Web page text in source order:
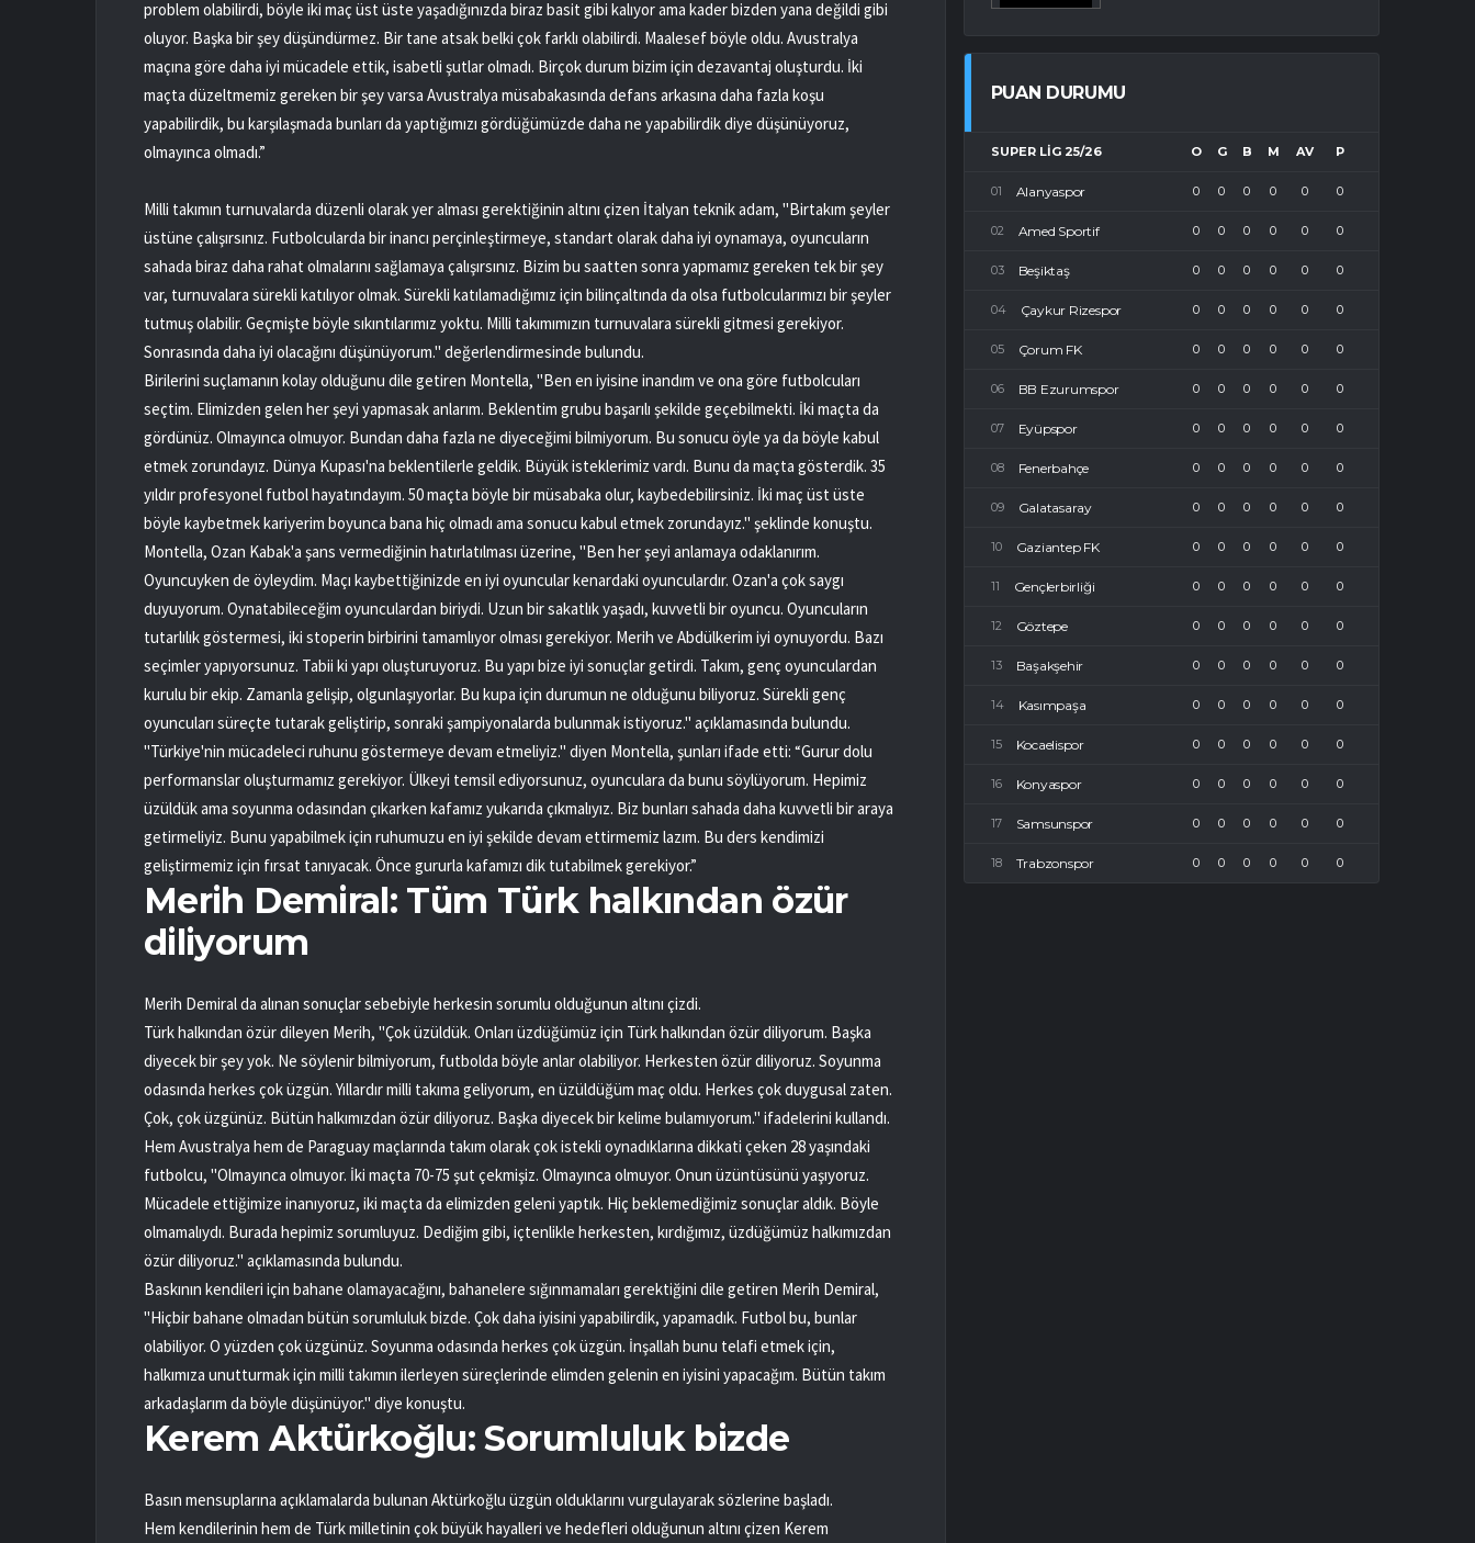
problem olabilirdi, böyle iki maç üst üste yaşadığınızda biraz basit gibi kalıyor ama kader bizden yana değildi gibi
oluyor. Başka bir şey düşündürmez. Bir tane atsak belki çok farklı olabilirdi. Maalesef böyle oldu. Avustralya
maçına göre daha iyi mücadele ettik, isabetli şutlar olmadı. Birçok durum bizim için dezavantaj oluşturdu. İki
maçta düzeltmemiz gereken bir şey varsa Avustralya müsabakasında defans arkasına daha fazla koşu
yapabilirdik, bu karşılaşmada bunları da yaptığımızı gördüğümüzde daha ne yapabilirdik diye düşünüyoruz,
olmayınca olmadı.”
Milli takımın turnuvalarda düzenli olarak yer alması gerektiğinin altını çizen İtalyan teknik adam, "Birtakım şeyler
üstüne çalışırsınız. Futbolcularda bir inancı perçinleştirmeye, standart olarak daha iyi oynamaya, oyuncuların
sahada biraz daha rahat olmalarını sağlamaya çalışırsınız. Bizim bu saatten sonra yapmamız gereken tek bir şey
var, turnuvalara sürekli katılıyor olmak. Sürekli katılamadığımız için bilinçaltında da olsa futbolcularımızı bir şeyler
tutmuş olabilir. Geçmişte böyle sıkıntılarımız yoktu. Milli takımımızın turnuvalara sürekli gitmesi gerekiyor.
Sonrasında daha iyi olacağını düşünüyorum." değerlendirmesinde bulundu.
Birilerini suçlamanın kolay olduğunu dile getiren Montella, "Ben en iyisine inandım ve ona göre futbolcuları
seçtim. Elimizden gelen her şeyi yapmasak anlarım. Beklentim grubu başarılı şekilde geçebilmekti. İki maçta da
gördünüz. Olmayınca olmuyor. Bundan daha fazla ne diyeceğimi bilmiyorum. Bu sonucu öyle ya da böyle kabul
etmek zorundayız. Dünya Kupası'na beklentilerle geldik. Büyük isteklerimiz vardı. Bunu da maçta gösterdik. 35
yıldır profesyonel futbol hayatındayım. 50 maçta böyle bir müsabaka olur, kaybedebilirsiniz. İki maç üst üste
böyle kaybetmek kariyerim boyunca bana hiç olmadı ama sonucu kabul etmek zorundayız." şeklinde konuştu.
Montella, Ozan Kabak'a şans vermediğinin hatırlatılması üzerine, "Ben her şeyi anlamaya odaklanırım.
Oyuncuyken de öyleydim. Maçı kaybettiğinizde en iyi oyuncular kenardaki oyunculardır. Ozan'a çok saygı
duyuyorum. Oynatabileceğim oyunculardan biriydi. Uzun bir sakatlık yaşadı, kuvvetli bir oyuncu. Oyuncuların
tutarlılık göstermesi, iki stoperin birbirini tamamlıyor olması gerekiyor. Merih ve Abdülkerim iyi oynuyordu. Bazı
seçimler yapıyorsunuz. Tabii ki yapı oluşturuyoruz. Bu yapı bize iyi sonuçlar getirdi. Takım, genç oyunculardan
kurulu bir ekip. Zamanla gelişip, olgunlaşıyorlar. Bu kupa için durumun ne olduğunu biliyoruz. Sürekli genç
oyuncuları süreçte tutarak geliştirip, sonraki şampiyonalarda bulunmak istiyoruz." açıklamasında bulundu.
"Türkiye'nin mücadeleci ruhunu göstermeye devam etmeliyiz." diyen Montella, şunları ifade etti: “Gurur dolu
performanslar oluşturmamız gerekiyor. Ülkeyi temsil ediyorsunuz, oyunculara da bunu söylüyorum. Hepimiz
üzüldük ama soyunma odasından çıkarken kafamız yukarıda çıkmalıyız. Biz bunları sahada daha kuvvetli bir araya
getirmeliyiz. Bunu yapabilmek için ruhumuzu en iyi şekilde devam ettirmemiz lazım. Bu ders kendimizi
geliştirmemiz için fırsat tanıyacak. Önce gururla kafamızı dik tutabilmek gerekiyor.”
Merih Demiral: Tüm Türk halkından özür
diliyorum
Merih Demiral da alınan sonuçlar sebebiyle herkesin sorumlu olduğunun altını çizdi.
Türk halkından özür dileyen Merih, "Çok üzüldük. Onları üzdüğümüz için Türk halkından özür diliyorum. Başka
diyecek bir şey yok. Ne söylenir bilmiyorum, futbolda böyle anlar olabiliyor. Herkesten özür diliyoruz. Soyunma
odasında herkes çok üzgün. Yıllardır milli takıma geliyorum, en üzüldüğüm maç oldu. Herkes çok duygusal zaten.
Çok, çok üzgünüz. Bütün halkımızdan özür diliyoruz. Başka diyecek bir kelime bulamıyorum." ifadelerini kullandı.
Hem Avustralya hem de Paraguay maçlarında takım olarak çok istekli oynadıklarına dikkati çeken 28 yaşındaki
futbolcu, "Olmayınca olmuyor. İki maçta 70-75 şut çekmişiz. Olmayınca olmuyor. Onun üzüntüsünü yaşıyoruz.
Mücadele ettiğimize inanıyoruz, iki maçta da elimizden geleni yaptık. Hiç beklemediğimiz sonuçlar aldık. Böyle
olmamalıydı. Burada hepimiz sorumluyuz. Dediğim gibi, içtenlikle herkesten, kırdığımız, üzdüğümüz halkımızdan
özür diliyoruz." açıklamasında bulundu.
Baskının kendileri için bahane olamayacağını, bahanelere sığınmamaları gerektiğini dile getiren Merih Demiral,
"Hiçbir bahane olmadan bütün sorumluluk bizde. Çok daha iyisini yapabilirdik, yapamadık. Futbol bu, bunlar
olabiliyor. O yüzden çok üzgünüz. Soyunma odasında herkes çok üzgün. İnşallah bunu telafi etmek için,
halkımıza unutturmak için milli takımın ilerleyen süreçlerinde elimden gelenin en iyisini yapacağım. Bütün takım
arkadaşlarım da böyle düşünüyor." diye konuştu.
Kerem Aktürkoğlu: Sorumluluk bizde
Basın mensuplarına açıklamalarda bulunan Aktürkoğlu üzgün olduklarını vurgulayarak sözlerine başladı.
Hem kendilerinin hem de Türk milletinin çok büyük hayalleri ve hedefleri olduğunun altını çizen Kerem
PUAN DURUMU
SUPER LIG 25/26 O G B M AV P
Alanyaspor 0 0 0 0 0 0
Amed Sportif 0 0 0 0 0 0
Beşiktaş 0 0 0 0 0 0
Çaykur Rizespor 0 0 0 0 0 0
Çorum FK 0 0 0 0 0 0
BB Ezurumspor 0 0 0 0 0 0
Eyüpspor 0 0 0 0 0 0
Fenerbahçe 0 0 0 0 0 0
Galatasaray 0 0 0 0 0 0
Gaziantep FK 0 0 0 0 0 0
Gençlerbirliği 0 0 0 0 0 0
Göztepe 0 0 0 0 0 0
Başakşehir 0 0 0 0 0 0
Kasımpaşa 0 0 0 0 0 0
Kocaelispor 0 0 0 0 0 0
Konyaspor 0 0 0 0 0 0
Samsunspor 0 0 0 0 0 0
Trabzonspor 0 0 0 0 0 0